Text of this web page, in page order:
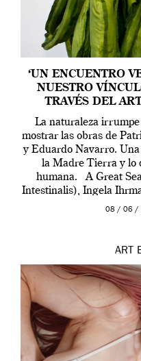
‘UN ENCUENTRO
NUESTRO
TRAVÉS DEL
La naturaleza
mostrar las obras de
y Eduardo Navarro.
la Madre Tierra y lo
humana. A Great
Intestinalis), Ingela
Madrid y
08 / 06 /
ART